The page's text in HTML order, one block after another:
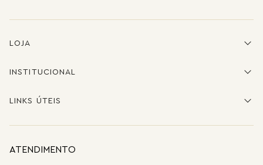
LOJA
INSTITUCIONAL
LINKS ÚTEIS
ATENDIMENTO